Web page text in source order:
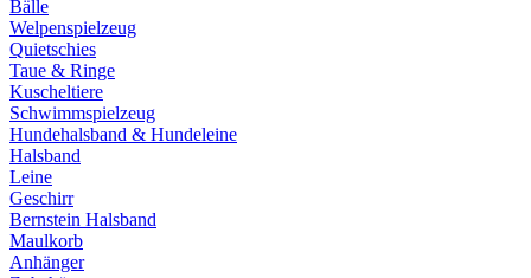
Bälle
Welpenspielzeug
Quietschies
Taue & Ringe
Kuscheltiere
Schwimmspielzeug
Hundehalsband & Hundeleine
Halsband
Leine
Geschirr
Bernstein Halsband
Maulkorb
Anhänger